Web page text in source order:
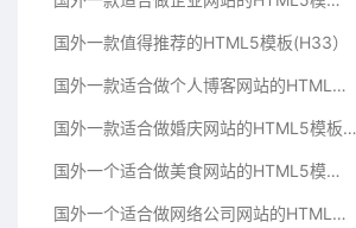
国外一款值得推荐的HTML5模板(H33）
国外一款适合做个人博客网站的HTML5模板（H32）
国外一款适合做婚庆网站的HTML5模板（H30）
国外一个适合做美食网站的HTML5模板（H29）
国外一个适合做网络公司网站的HTML5模板（H28）